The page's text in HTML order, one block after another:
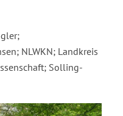
NLWKN; Landkreis
Solling-